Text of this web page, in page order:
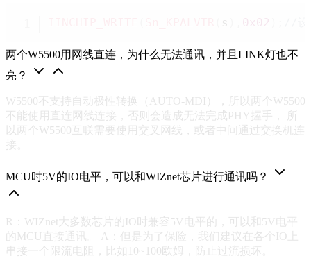
s 0x02
两个W5500用网线直连，为什么无法通讯，并且LINK灯也不
亮？
W5500不支持自动极性转换（AUTO-MDI），所以两个W5500
不能使用直连网线连接，否则会造成无法完成PHY握手， 所
以两个W5500互联需要使用交叉网线，或者中间通过交换机连
接。
MCU时5V的IO电平，可以和WIZnet芯片进行通讯吗？
R：WIZnet大多数芯片的IO时兼容5V电平的，可以和5V电平
的MCU直接通讯。 A：但是为了保险，我们建议在各个IO上
串接一个限流电阻，比如10~100欧姆，防止过流损坏。